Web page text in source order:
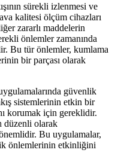
sürekli izlenmesi ve
kalitesi ölçüm cihazları
zararlı maddelerin
önlemler zamanında
Bu tür önlemler, kumlama
bir parçası olarak
güvenlik
sistemlerinin etkin bir
korumak için gereklidir.
düzenli olarak
Bu uygulamalar,
önlemlerinin etkinliğini